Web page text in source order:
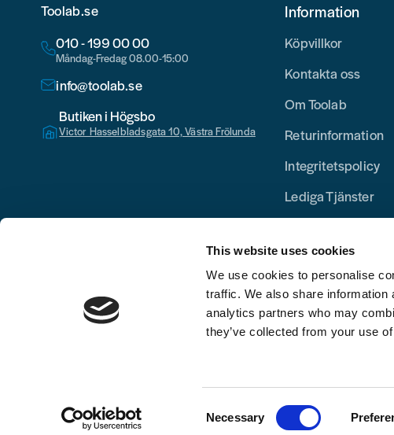
This website uses cookies
We use cookies to personalise
traffic. We also share
analytics partners who may
they’ve collected from your use
Necessary
Toolab.se
010 - 199 00 00
Måndag-Fredag 08.00-15:00
info@toolab.se
Butiken i Högsbo
Victor Hasselbladsgata 10, Västra Frölunda
Information
Köpvillkor
Kontakta oss
Om Toolab
Returinformation
Integritetspolicy
Lediga Tjänster